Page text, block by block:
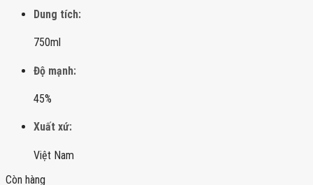
Dung tích:
750ml
Độ mạnh:
45%
Xuất xứ:
Việt Nam
Còn hàng